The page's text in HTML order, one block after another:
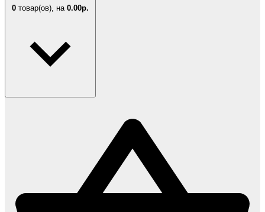
0 товар(ов), на 0.00р.